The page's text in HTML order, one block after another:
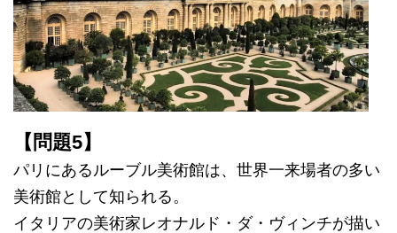
【問題5】
パリにあるルーブル美術館は、世界一来場者の多い
美術館として知られる。
イタリアの美術家レオナルド・ダ・ヴィンチが描い